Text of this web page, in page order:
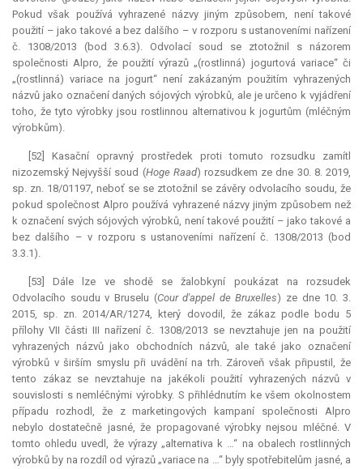
Pokud však používá vyhrazené názvy jiným způsobem, není takové
použití – jako takové a bez dalšího – v rozporu s ustanoveními nařízení
č. 1308/2013 (bod 3.6.3). Odvolací soud se ztotožnil s názorem
společnosti Alpro, že použití výrazů „(rostlinná) jogurtová variace“ či
„(rostlinná) variace na jogurt“ není zakázaným použitím vyhrazených
názvů jako označení daných sójových výrobků, ale je určeno k vyjádření
toho, že tyto výrobky jsou rostlinnou alternativou k jogurtům (mléčným
výrobkům).
[52] Kasační opravný prostředek proti tomuto rozsudku zamítl
nizozemský Nejvyšší soud (Hoge Raad) rozsudkem ze dne 30. 8. 2019,
sp. zn. 18/01197, neboť se se ztotožnil se závěry odvolacího soudu, že
pokud společnost Alpro používá vyhrazené názvy jiným způsobem než
k označení svých sójových výrobků, není takové použití – jako takové a
bez dalšího – v rozporu s ustanoveními nařízení č. 1308/2013 (bod
3.3.1).
[53] Dále lze ve shodě se žalobkyní poukázat na rozsudek
Odvolacího soudu v Bruselu (Cour d'appel de Bruxelles) ze dne 10. 3.
2015, sp. zn. 2014/AR/1274, který dovodil, že zákaz podle bodu 5
přílohy VII části III nařízení č. 1308/2013 se nevztahuje jen na použití
vyhrazených názvů jako obchodních názvů, ale také jako označení
výrobků v širším smyslu při uvádění na trh. Zároveň však připustil, že
tento zákaz se nevztahuje na jakékoli použití vyhrazených názvů v
souvislosti s nemléčnými výrobky. S přihlédnutím ke všem okolnostem
případu rozhodl, že z marketingových kampaní společnosti Alpro
nebylo dostatečně jasné, že propagované výrobky nejsou mléčné. V
tomto ohledu uvedl, že výrazy „alternativa k …“ na obalech rostlinných
výrobků by na rozdíl od výrazů „variace na …“ byly spotřebitelům jasné, a